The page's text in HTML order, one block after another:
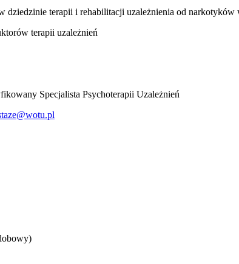
dziedzinie terapii i rehabilitacji uzależnienia od narkotyków
terapii uzależnień
Specjalista Psychoterapii Uzależnień